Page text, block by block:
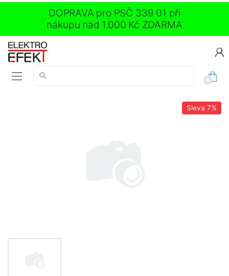
DOPRAVA pro PSČ 339 01 při
nákupu nad 1.000 Kč ZDARMA
Vyhledávání:
0
Sleva 7%